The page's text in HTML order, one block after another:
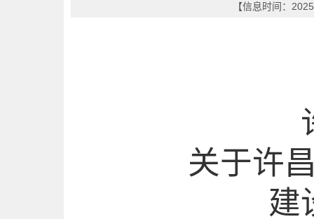
【信息时间：
关于许
建